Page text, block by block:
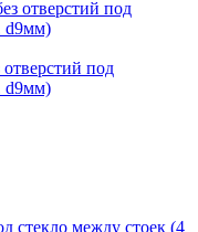
под
d9мм)